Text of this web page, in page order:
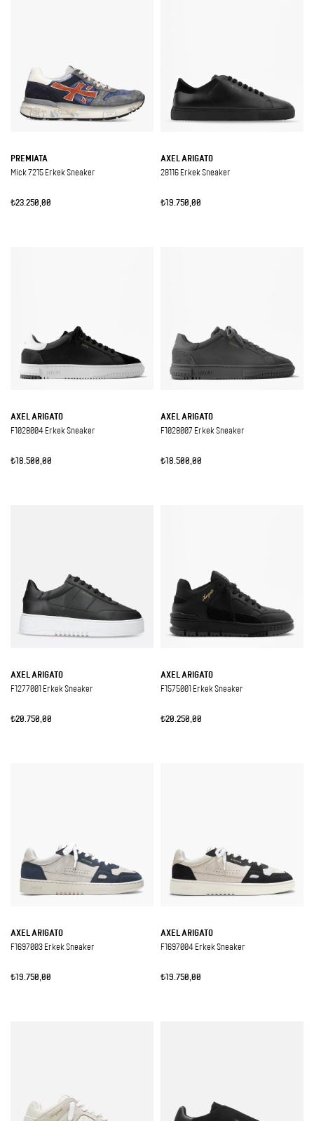
PREMIATA
Mick 7215 Erkek Sneaker
₺23.250,00
AXEL ARIGATO
28116 Erkek Sneaker
₺19.750,00
AXEL ARIGATO
F1028004 Erkek Sneaker
₺18.500,00
AXEL ARIGATO
F1028007 Erkek Sneaker
₺18.500,00
AXEL ARIGATO
F1277001 Erkek Sneaker
₺20.750,00
AXEL ARIGATO
F1575001 Erkek Sneaker
₺20.250,00
AXEL ARIGATO
F1697003 Erkek Sneaker
₺19.750,00
AXEL ARIGATO
F1697004 Erkek Sneaker
₺19.750,00